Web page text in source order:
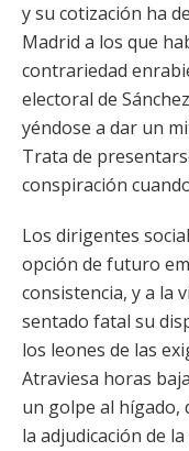
y su cotización ha
Madrid a los que
contrariedad
electoral de
yéndose a dar un
Trata de
conspiración
Los dirigentes
opción de futuro
consistencia, y a la
sentado fatal su
los leones de las
Atraviesa horas
un golpe al hígado,
la adjudicación de